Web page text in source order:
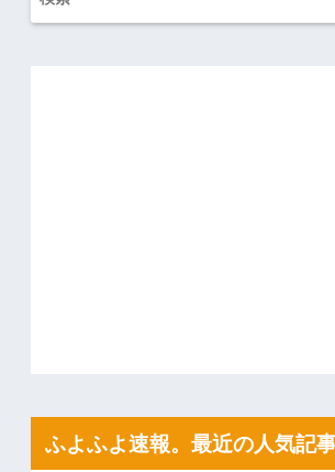
【悲報】 ワイ「ラーメン一袋だけじゃ
ｗｗ
【爆笑動画】ママさん「新しい洗濯機
【画像】令和最新版の宇垣美里さん←
移民ベトナム女達の宅飲み、レベチｗ
【驚愕】SNSで異性とやりとり《不倫
【画像】ディズニーのおいなり巻（
俺「ゲーム機どこ？」親「ちょっと借
ハードオフに売っていた4万4000円の
後続車にクラクションを鳴らされ彼氏
んだ！降りてこいよ！」と怒鳴りだし...
【衝撃】報酬100万円超の治験募集がこ
ふよふよ速報。最近の人気記